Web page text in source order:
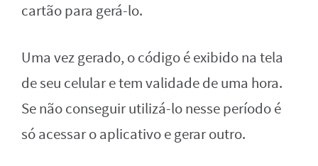
cartão para gerá-lo.
Uma vez gerado, o código é exibido na tela
de seu celular e tem validade de uma hora.
Se não conseguir utilizá-lo nesse período é
só acessar o aplicativo e gerar outro.